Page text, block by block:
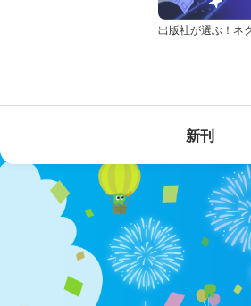
出版社が選ぶ！ネ
新刊